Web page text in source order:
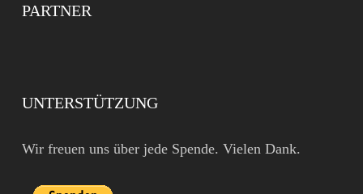
PARTNER
UNTERSTÜTZUNG
Wir freuen uns über jede Spende. Vielen Dank.